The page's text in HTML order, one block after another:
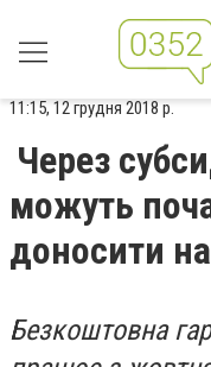
11:15, 12 грудня 2018 р.
Через
можуть
доносити на
Безкоштовна